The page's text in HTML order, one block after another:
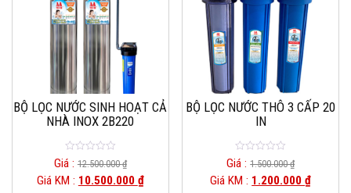
BỘ LỌC NƯỚC SINH HOẠT CẢ
NHÀ INOX 2B220
0
out
of
5
Giá : 12.500.000₫
Giá KM : 10.500.000 ₫
BỘ LỌC NƯỚC THÔ 3 CẤP 20
IN
0
out
of
5
Giá :1.500.000₫
Giá KM : 1.200.000₫